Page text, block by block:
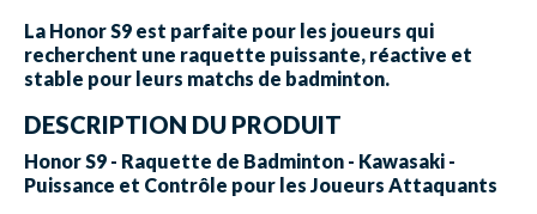
La Honor S9 est parfaite pour les joueurs qui
recherchent une raquette puissante, réactive et
stable pour leurs matchs de badminton.
DESCRIPTION DU PRODUIT
Honor S9 - Raquette de Badminton - Kawasaki -
Puissance et Contrôle pour les Joueurs Attaquants